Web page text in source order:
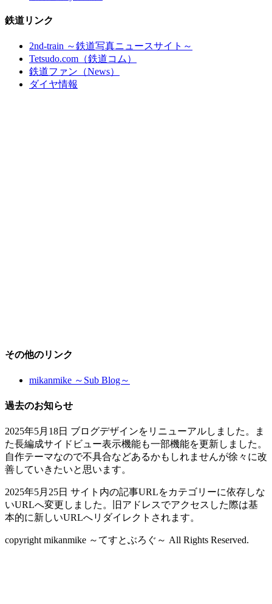
鉄道リンク
2nd-train ～鉄道写真ニュースサイト～
Tetsudo.com（鉄道コム）
鉄道ファン（News）
ダイヤ情報
その他のリンク
mikanmike ～Sub Blog～
過去のお知らせ
2025年5月18日 ブログデザインをリニューアルしました。ま
た長編成サイドビュー表示機能も一部機能を更新しました。
自作テーマなので不具合などあるかもしれませんが徐々に改
善していきたいと思います。
2025年5月25日 サイト内の記事URLをカテゴリーに依存しな
いURLへ変更しました。旧アドレスでアクセスした際は基
本的に新しいURLへリダイレクトされます。
copyright mikanmike ～てすとぶろぐ～ All Rights Reserved.